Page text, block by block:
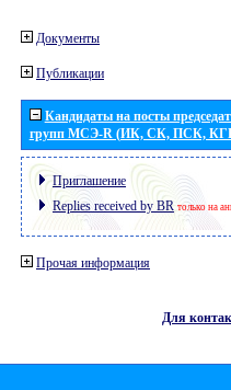
Документы
Публикации
Кандидаты на посты
групп МСЭ-R (ИК, СК, ПСК,
Приглашение
Replies received by BR только на
Прочая информация
Для